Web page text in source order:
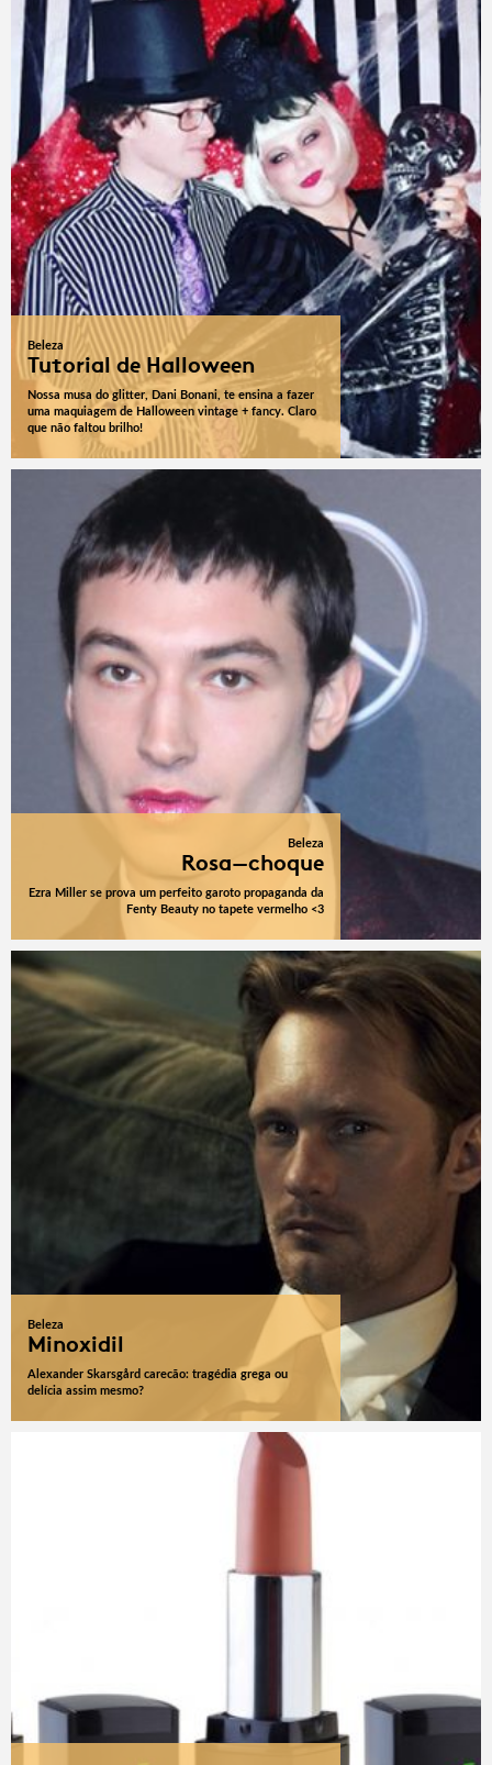
Beleza
Tutorial de Halloween
Nossa musa do glitter, Dani Bonani, te ensina a fazer
uma maquiagem de Halloween vintage + fancy. Claro
que não faltou brilho!
Beleza
Rosa-choque
Ezra Miller se prova um perfeito garoto propaganda da
Fenty Beauty no tapete vermelho <3
Beleza
Minoxidil
Alexander Skarsgård carecão: tragédia grega ou
delícia assim mesmo?